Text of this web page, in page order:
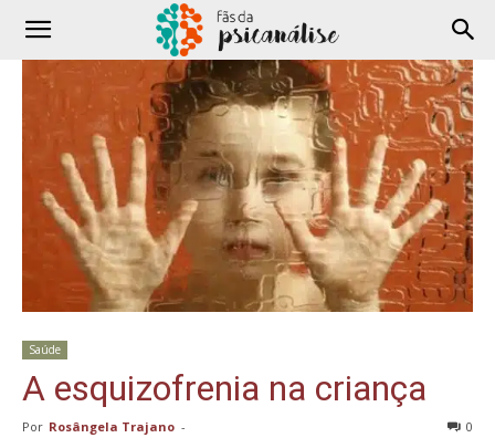
Saúde
A esquizofrenia na criança
Por Rosângela Trajano - 0